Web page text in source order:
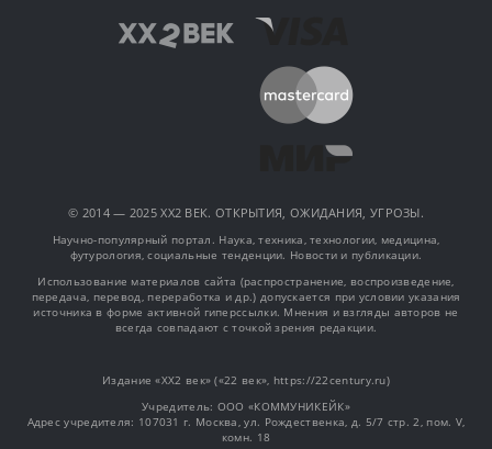
© 2014 — 2025 XX2 ВЕК. ОТКРЫТИЯ, ОЖИДАНИЯ, УГРОЗЫ.
Научно-популярный портал. Наука, техника, технологии, медицина,
футурология, социальные тенденции. Новости и публикации.
Использование материалов сайта (распространение, воспроизведение,
передача, перевод, переработка и др.) допускается при условии указания
источника в форме активной гиперссылки. Мнения и взгляды авторов не
всегда совпадают с точкой зрения редакции.
Издание «XX2 век» («22 век», https://22century.ru)
Учредитель: OOO «КОММУНИКЕЙК»
Адрес учредителя: 107031 г. Москва, ул. Рождественка, д. 5/7 стр. 2, пом. V,
комн. 18